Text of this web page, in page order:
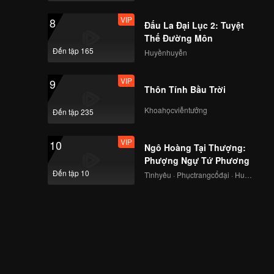
8
Đến tập 165
VIP
Đấu La Đại Lục 2: Tuyệt
Thế Đường Môn
Huyềnhuyễn
9
Đến tập 235
VIP
Thôn Tính Bầu Trời
Khoahọcviễntưởng
10
Đến tập 10
VIP
Ngô Hoàng Tại Thượng:
Phượng Ngự Tứ Phương